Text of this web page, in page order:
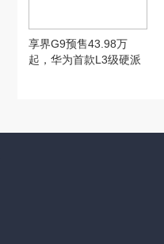
享界G9预售43.98万
起，华为首款L3级硬派